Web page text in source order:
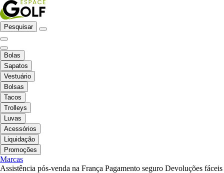
Pesquisar
Bolas
Sapatos
Vestuário
Bolsas
Tacos
Trolleys
Luvas
Acessórios
Liquidação
Promoções
Marcas
Assistência pós-venda na França Pagamento seguro Devoluções fáceis